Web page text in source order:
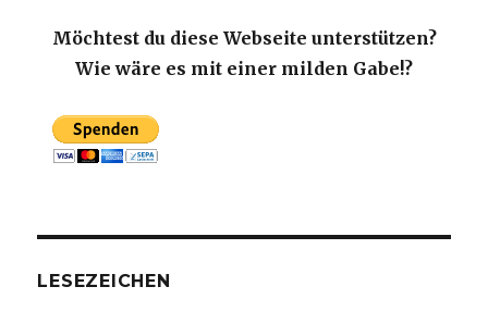
Möchtest du diese Webseite unterstützen?
Wie wäre es mit einer milden Gabe!?
LESEZEICHEN